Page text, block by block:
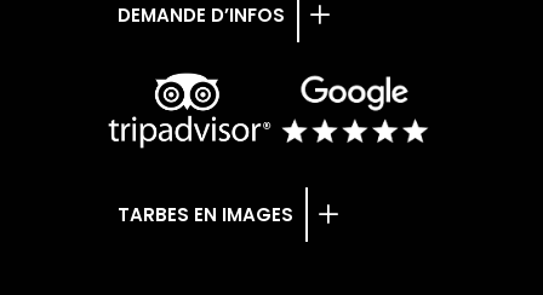
DEMANDE D’INFOS
TARBES EN IMAGES